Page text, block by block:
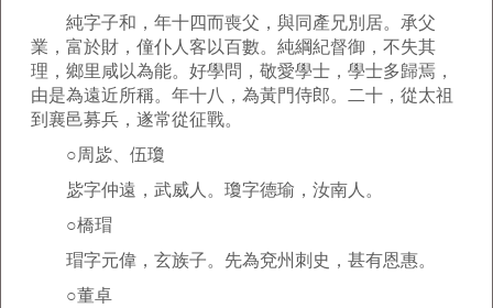
純字子和，年十四而喪父，與同產兄別居。承父
業，富於財，僮仆人客以百數。純綱紀督御，不失其
理，鄉里咸以為能。好學問，敬愛學士，學士多歸焉，
由是為遠近所稱。年十八，為黃門侍郎。二十，從太祖
到襄邑募兵，遂常從征戰。
○周毖、伍瓊
毖字仲遠，武威人。瓊字德瑜，汝南人。
○橋瑁
瑁字元偉，玄族子。先為兗州刺史，甚有恩惠。
○董卓